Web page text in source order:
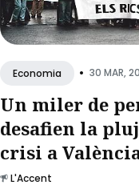
Economia • 30 MAR,
Un miler de
desafien la
crisi a
L'Accent